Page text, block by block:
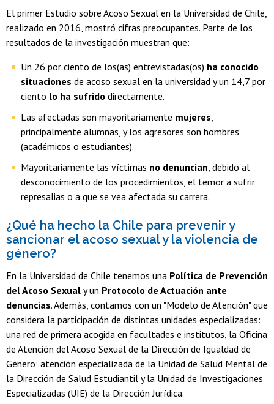
El primer Estudio sobre Acoso Sexual en la Universidad de Chile,
realizado en 2016, mostró cifras preocupantes. Parte de los
resultados de la investigación muestran que:
Un 26 por ciento de los(as) entrevistadas(os) ha conocido
situaciones de acoso sexual en la universidad y un 14,7 por
ciento lo ha sufrido directamente.
Las afectadas son mayoritariamente mujeres,
principalmente alumnas, y los agresores son hombres
(académicos o estudiantes).
Mayoritariamente las víctimas no denuncian, debido al
desconocimiento de los procedimientos, el temor a sufrir
represalias o a que se vea afectada su carrera.
¿Qué ha hecho la Chile para prevenir y
sancionar el acoso sexual y la violencia de
género?
En la Universidad de Chile tenemos una Política de Prevención
del Acoso Sexual y un Protocolo de Actuación ante
denuncias. Además, contamos con un "Modelo de Atención" que
considera la participación de distintas unidades especializadas:
una red de primera acogida en facultades e institutos, la Oficina
de Atención del Acoso Sexual de la Dirección de Igualdad de
Género; atención especializada de la Unidad de Salud Mental de
la Dirección de Salud Estudiantil y la Unidad de Investigaciones
Especializadas (UIE) de la Dirección Jurídica.